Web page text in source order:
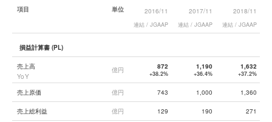
項目 単位 2016/11
連結 / JGAAP
2017/11
連結 / JGAAP
2018/11
連結 / JGAAP
損益計算書 (PL)
売上高
YoY
億円 872
+38.2%
1,190
+36.4%
1,632
+37.2%
売上原価 億円 743 1,000 1,360
売上総利益 億円 129 190 271